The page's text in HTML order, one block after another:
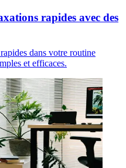
rapides avec des
dans votre routine
et efficaces.